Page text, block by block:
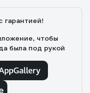
гарантией!
чтобы
была под рукой